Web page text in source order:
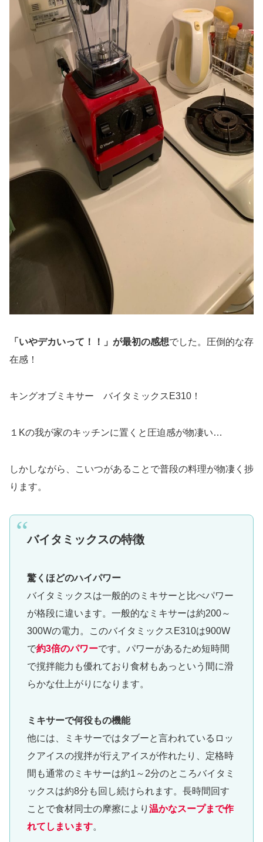
「いやデカいって！！」が最初の感想でした。圧倒的な存
在感！
キングオブミキサー バイタミックスE310！
１Kの我が家のキッチンに置くと圧迫感が物凄い…
しかしながら、こいつがあることで普段の料理が物凄く捗
ります。
バイタミックスの特徴
驚くほどのハイパワー
バイタミックスは一般的のミキサーと比べパワー
が格段に違います。一般的なミキサーは約200～
300Wの電力。このバイタミックスE310は900W
で約3倍のパワーです。パワーがあるため短時間
で撹拌能力も優れており食材もあっという間に滑
らかな仕上がりになります。
ミキサーで何役もの機能
他には、ミキサーではタブーと言われているロッ
クアイスの撹拌が行えアイスが作れたり、定格時
間も通常のミキサーは約1～2分のところバイタミ
ックスは約8分も回し続けられます。長時間回す
ことで食材同士の摩擦により 温かなスープまで作
れてしまいます。